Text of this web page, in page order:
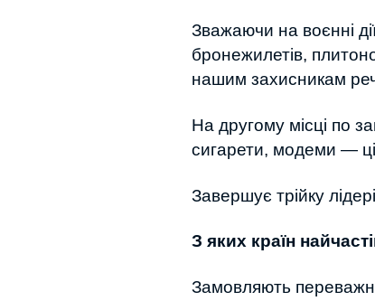
Зважаючи на воєнні
бронежилетів,
нашим захисникам
На другому місці по
сигарети, модеми —
Завершує трійку
З яких країн
Замовляють